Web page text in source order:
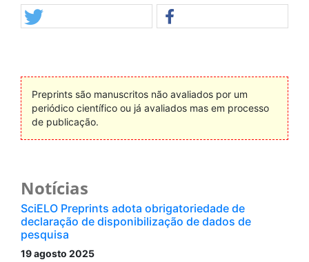
Preprints são manuscritos não avaliados por um
periódico científico ou já avaliados mas em processo
de publicação.
Notícias
SciELO Preprints adota obrigatoriedade de
declaração de disponibilização de dados de
pesquisa
19 agosto 2025